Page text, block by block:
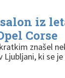
iz
Corse
znašel
ki se